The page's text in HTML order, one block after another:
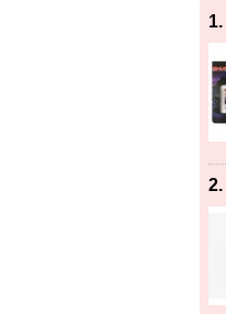
1.
2.